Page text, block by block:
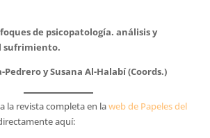
de psicopatología. análisis y
sufrimiento.
Pedrero y Susana Al-Halabí (Coords.)
la revista completa en laweb de Papeles del
aquí: